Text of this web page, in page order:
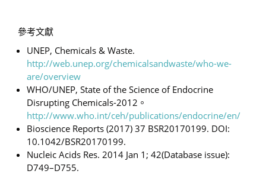
參考文獻
UNEP, Chemicals & Waste.
http://web.unep.org/chemicalsandwaste/who-we-
are/overview
WHO/UNEP, State of the Science of Endocrine
Disrupting Chemicals-2012。
http://www.who.int/ceh/publications/endocrine/en/
Bioscience Reports (2017) 37 BSR20170199. DOI:
10.1042/BSR20170199.
Nucleic Acids Res. 2014 Jan 1; 42(Database issue):
D749–D755.